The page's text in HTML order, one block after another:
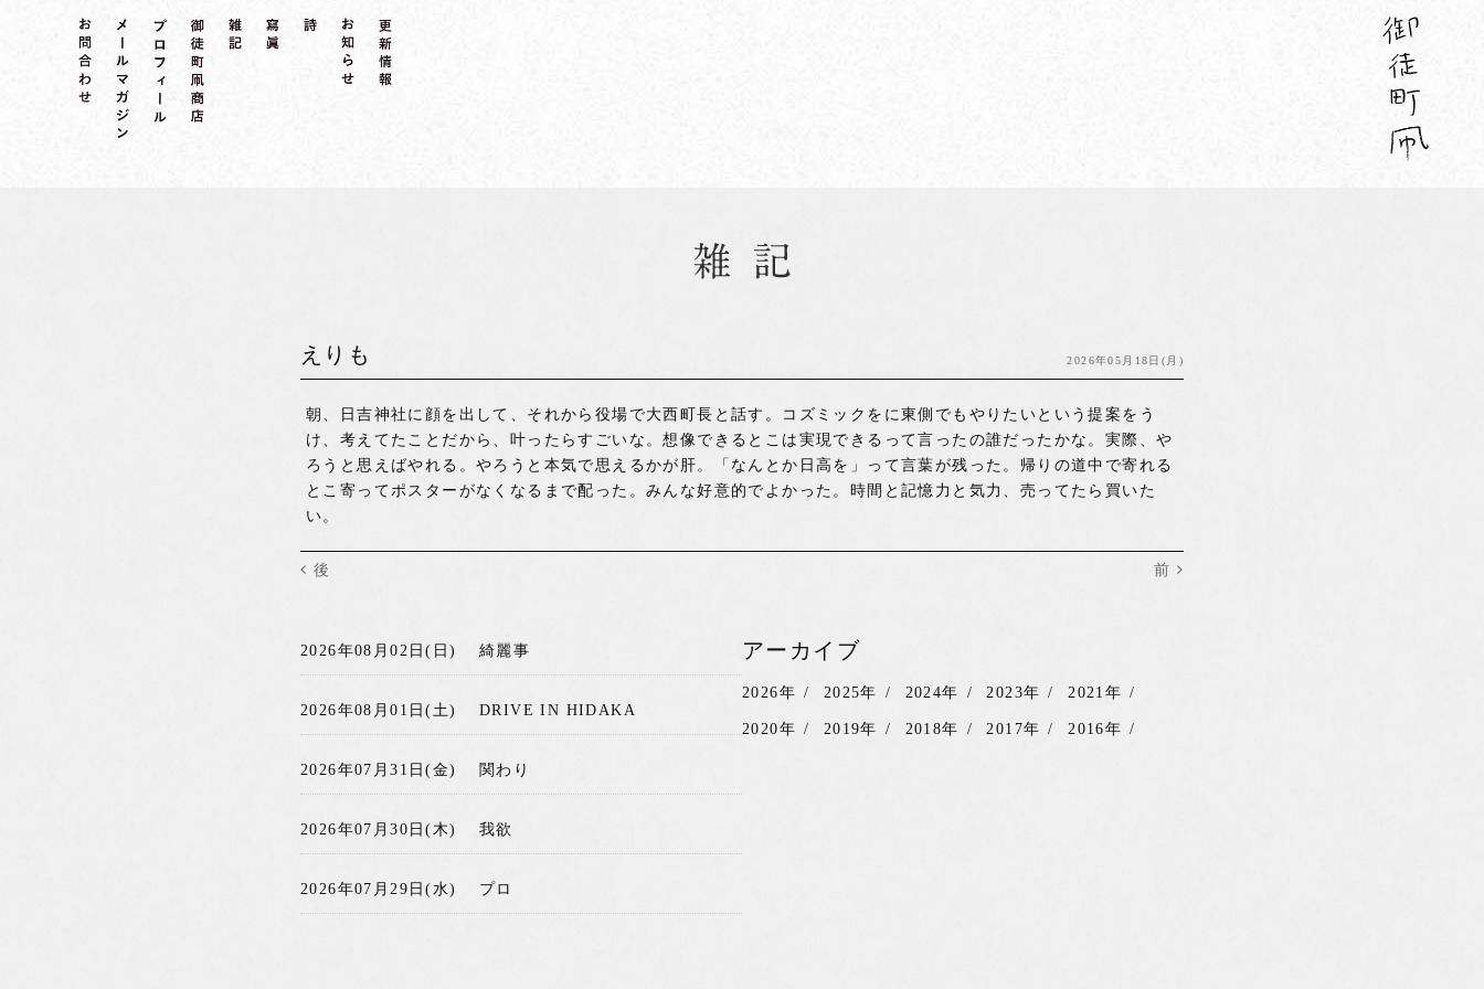
えりも 2026年05月18日(月)
朝、日吉神社に顔を出して、それから役場で大西町長と話す。コズミックをに東側でもやりたいという提案をう
け、考えてたことだから、叶ったらすごいな。想像できるとこは実現できるって言ったの誰だったかな。実際、や
ろうと思えばやれる。やろうと本気で思えるかが肝。「なんとか日高を」って言葉が残った。帰りの道中で寄れる
とこ寄ってポスターがなくなるまで配った。みんな好意的でよかった。時間と記憶力と気力、売ってたら買いた
い。
後 前
2026年08月02日(日) 綺麗事
2026年08月01日(土) DRIVE IN HIDAKA
2026年07月31日(金) 関わり
2026年07月30日(木) 我欲
2026年07月29日(水) プロ
アーカイブ
2026年 2025年 2024年 2023年 2021年
2020年 2019年 2018年 2017年 2016年